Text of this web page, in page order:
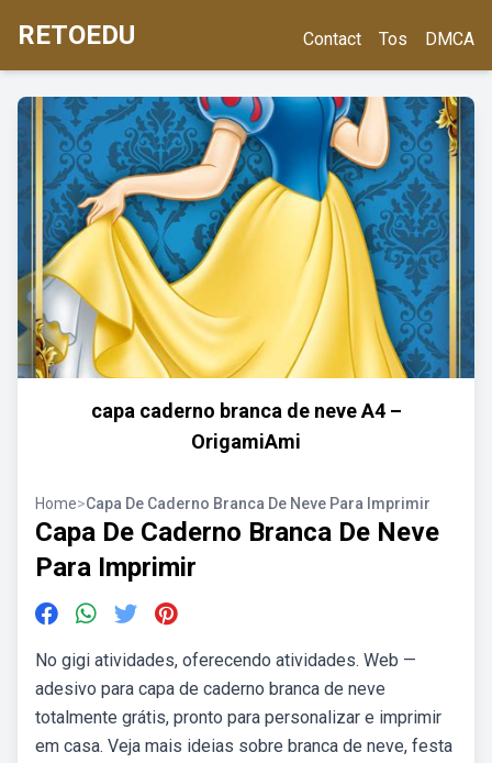
RETOEDU Contact Tos DMCA
capa caderno branca de neve A4 –
OrigamiAmi
Home>Capa De Caderno Branca De Neve Para Imprimir
Capa De Caderno Branca De Neve
Para Imprimir
No gigi atividades, oferecendo atividades. Web —
adesivo para capa de caderno branca de neve
totalmente grátis, pronto para personalizar e imprimir
em casa. Veja mais ideias sobre branca de neve, festa